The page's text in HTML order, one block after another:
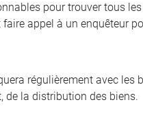
pour trouver tous
appel à un enquêteur
régulièrement avec
de la distribution des biens.